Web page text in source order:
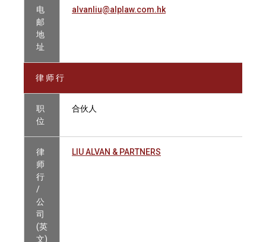
电
邮
地
址
alvanliu@alplaw.com.hk
律 师 行
职
位
合伙人
律
师
行
/
公
司
(英
文)
LIU ALVAN & PARTNERS